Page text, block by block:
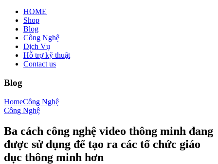
HOME
Shop
Blog
Công Nghệ
Dịch Vụ
Hỗ trợ kỹ thuật
Contact us
Blog
HomeCông Nghệ
Công Nghệ
Ba cách công nghệ video thông minh đang
được sử dụng để tạo ra các tổ chức giáo
dục thông minh hơn